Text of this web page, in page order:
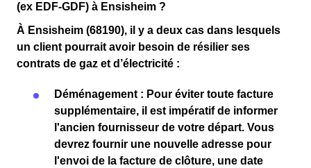
(ex EDF-GDF) à Ensisheim ?
À Ensisheim (68190), il y a deux cas dans lesquels
un client pourrait avoir besoin de résilier ses
contrats de gaz et d’électricité :
Déménagement : Pour éviter toute facture
supplémentaire, il est impératif de informer
l'ancien fournisseur de votre départ. Vous
devrez fournir une nouvelle adresse pour
l'envoi de la facture de clôture, une date